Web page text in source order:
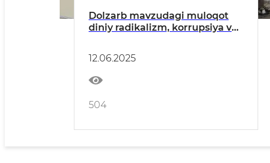
Dolzarb mavzudagi muloqot
diniy radikalizm, korrupsiya va
12.06.2025
504